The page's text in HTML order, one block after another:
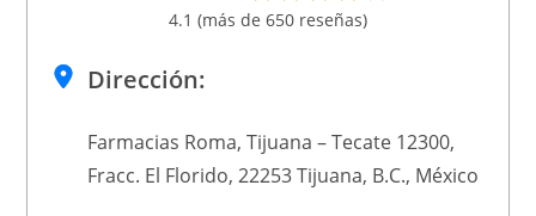
4.1 (más de 650 reseñas)
Dirección:
Farmacias Roma, Tijuana – Tecate 12300,
Fracc. El Florido, 22253 Tijuana, B.C., México